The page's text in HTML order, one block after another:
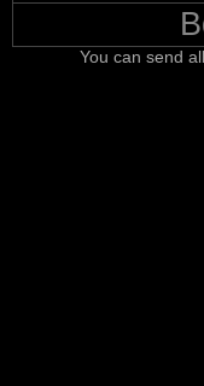
You can send